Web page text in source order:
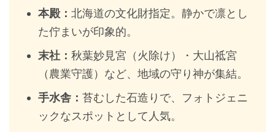
本殿： 北海道の文化財指定。静かで凛とし
た佇まいが印象的。
末社： 秋葉妙見宮（火除け）・大山祗宮
（農業守護）など、地域の守り神が集結。
手水舎： 苔むした石造りで、フォトジェニ
ックなスポットとして人気。